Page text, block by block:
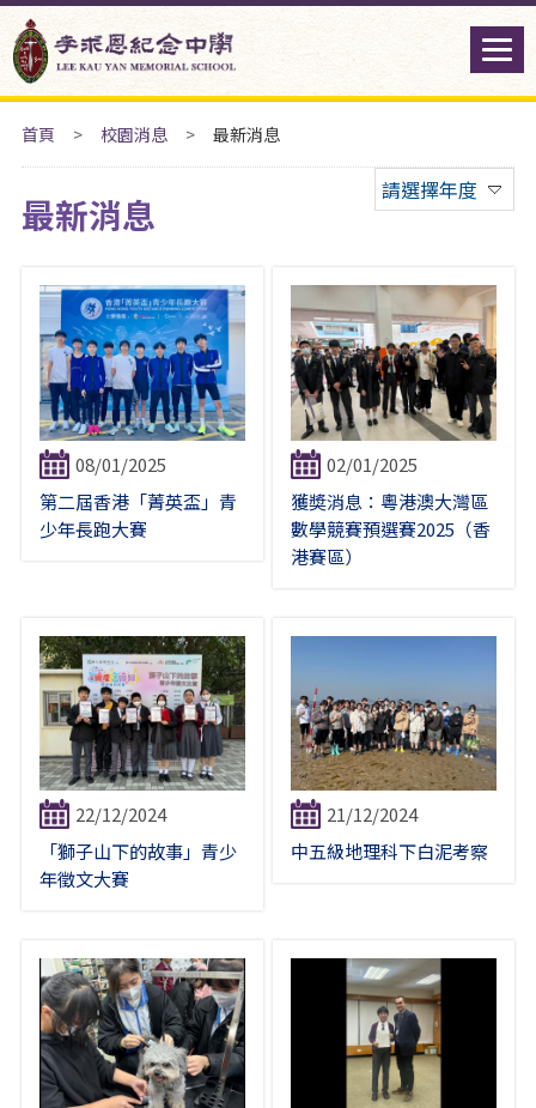
首頁 > 校園消息 > 最新消息
最新消息
請選擇年度
08/01/2025
第二屆香港「菁英盃」青
少年長跑大賽
02/01/2025
獲奬消息：粵港澳大灣區
數學競賽預選賽2025（香
港賽區）
22/12/2024
「獅子山下的故事」青少
年徵文大賽
21/12/2024
中五級地理科下白泥考察